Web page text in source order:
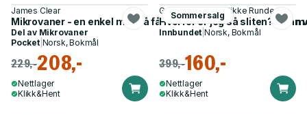
James Clear
Mikrovaner - en enkel måte å få gode vaner på og kvitte deg
Del av Mikrovaner
Pocket| Norsk, Bokmål
229,-208,-
Nettlager
Klikk&Hent
Sommersalg
Gunhild Melleby, Rikke Runde
Hvorfor er jeg så sliten? - finn
Innbundet |Norsk, Bokmål
399,-160,-
Nettlager
Klikk&Hent